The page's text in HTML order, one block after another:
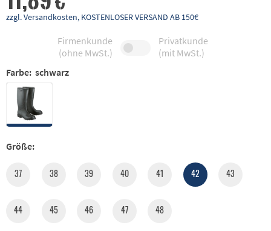
zzgl. Versandkosten, KOSTENLOSER VERSAND AB 150€
Firmenkunde
(ohne MwSt.)
Privatkunde
(mit MwSt.)
Farbe: schwarz
Größe:
37 38 39 40 41 42 43
44 45 46 47 48